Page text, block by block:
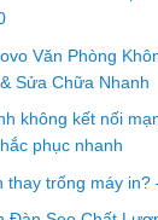
Văn Phòng
Sửa Chữa Nhanh
không kết nối
phục nhanh
thay trống máy